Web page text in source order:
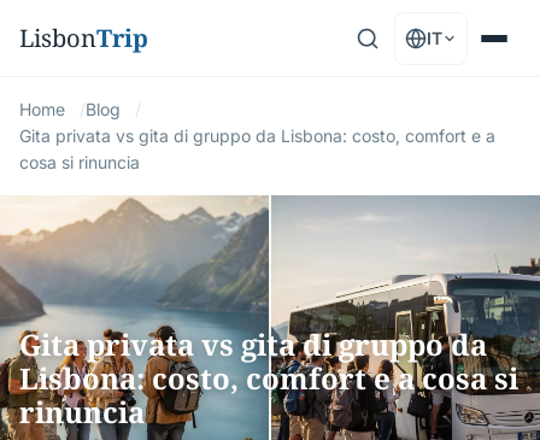
LisbonTrip IT
Home
Blog
Gita privata vs gita di gruppo da Lisbona: costo, comfort e a
cosa si rinuncia
Gita privata vs gita di gruppo da
Lisbona: costo, comfort e a cosa si
rinuncia